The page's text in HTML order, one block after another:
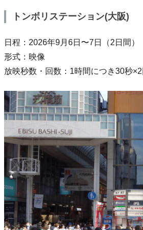
トンボリステーション(大阪)
日程：2026年9月6日〜7日（2日間）
形式：映像
放映秒数・回数：1時間につき30秒